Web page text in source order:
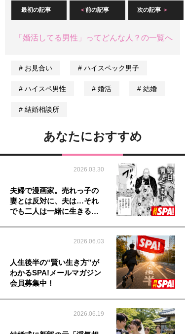
最初の記事 前の記事 次の記事
「婚活してる男性」ってどんな人？の一覧へ
お見合い ハイスペック男子
ハイスペ男性 婚活 結婚
結婚相談所
あなたにおすすめ
2026.03.30
夫婦で漫画家。売れっ子の
妻とは反対に、夫は…それ
でも二人は一緒に生きる…
2026.06.03
人生後半の“賢い生き方”が
わかるSPA!メールマガジン
会員募集中！
2026.06.19